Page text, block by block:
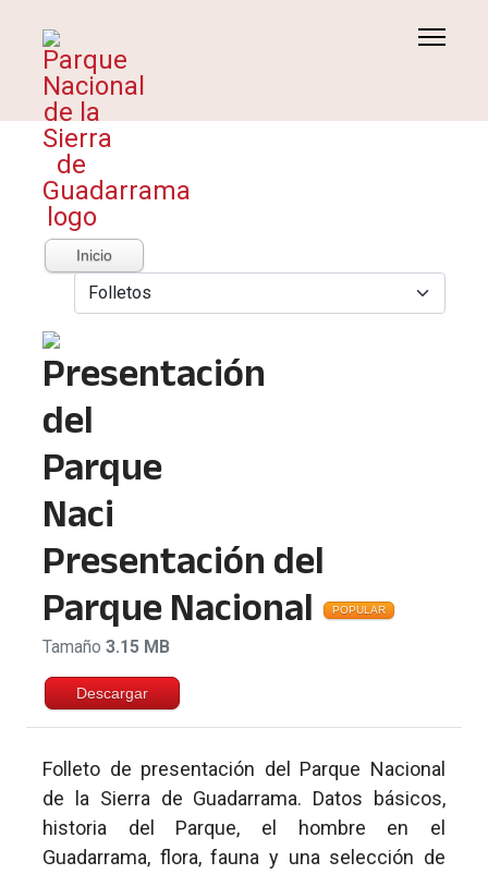
Inicio
Presentación del
Parque Nacional
POPULAR
Tamaño 3.15 MB
Descargar
Folleto de presentación del Parque Nacional
de la Sierra de Guadarrama. Datos básicos,
historia del Parque, el hombre en el
Guadarrama, flora, fauna y una selección de